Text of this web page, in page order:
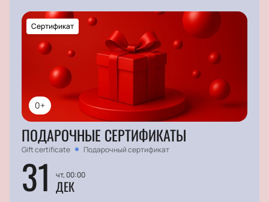
0+
Сертификат
ПОДАРОЧНЫЕ СЕРТИФИКАТЫ
Gift certificate Подарочный сертификат
31 чт, 00:00
ДЕК